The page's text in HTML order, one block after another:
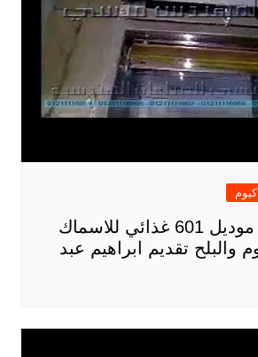
ماكينة فاكيوم موديل 601 غذائي للاسماك
والبلح تقديم ابراهيم عبد